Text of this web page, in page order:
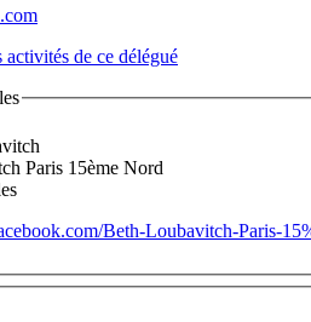
de ce délégué
Paris 15ème Nord
Beth-Loubavitch-Paris-